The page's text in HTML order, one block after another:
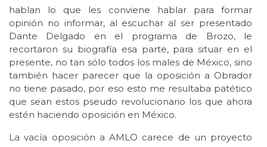
hablan lo que les conviene hablar para formar
opinión no informar, al escuchar al ser presentado
Dante Delgado en el programa de Brozo, le
recortaron su biografía esa parte, para situar en el
presente, no tan sólo todos los males de México, sino
también hacer parecer que la oposición a Obrador
no tiene pasado, por eso esto me resultaba patético
que sean estos pseudo revolucionario los que ahora
estén haciendo oposición en México.
La vacía oposición a AMLO carece de un proyecto